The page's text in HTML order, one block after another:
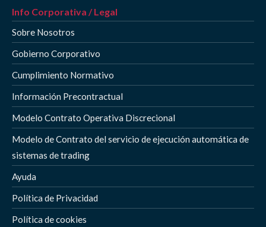
Info Corporativa / Legal
Sobre Nosotros
Gobierno Corporativo
Cumplimiento Normativo
Información Precontractual
Modelo Contrato Operativa Discrecional
Modelo de Contrato del servicio de ejecución automática de
sistemas de trading
Ayuda
Política de Privacidad
Política de cookies